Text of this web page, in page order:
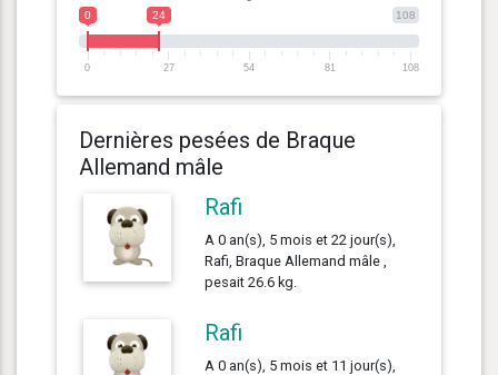
108
0 24
0 27 54 81 108
Dernières pesées de Braque
Allemand mâle
Rafi
A 0 an(s), 5 mois et 22 jour(s),
Rafi, Braque Allemand mâle ,
pesait 26.6 kg.
Rafi
A 0 an(s), 5 mois et 11 jour(s),